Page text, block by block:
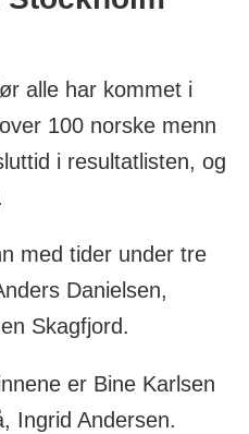
alle har kommet i
100 norske menn
i resultatlisten, og
med tider under tre
Danielsen,
Skagfjord.
er Bine Karlsen
Ingrid Andersen.